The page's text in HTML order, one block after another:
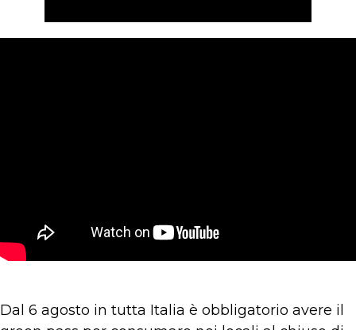
Dal 6 agosto in tutta Italia è obbligatorio avere il